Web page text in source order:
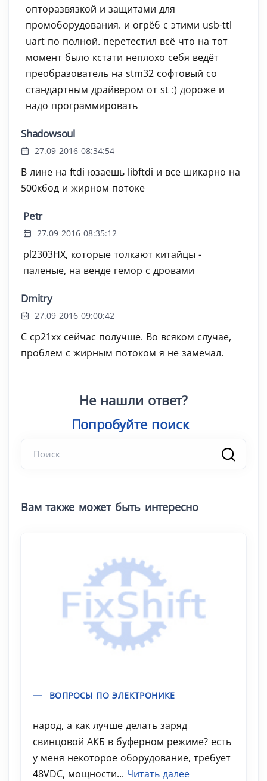
опторазвязкой и защитами для
промоборудования. и огрёб с этими usb-ttl
uart по полной. перетестил всё что на тот
момент было кстати неплохо себя ведёт
преобразователь на stm32 софтовый со
стандартным драйвером от st :) дороже и
надо программировать
Shadowsoul
27.09 2016 08:34:54
В лине на ftdi юзаешь libftdi и все шикарно на
500кбод и жирном потоке
Petr
27.09 2016 08:35:12
pl2303HX, которые толкают китайцы -
паленые, на венде гемор с дровами
Dmitry
27.09 2016 09:00:42
С cp21xx сейчас получше. Во всяком случае,
проблем с жирным потоком я не замечал.
Не нашли ответ?
Попробуйте поиск|
Вам также может быть интересно
ВОПРОСЫ ПО ЭЛЕКТРОНИКЕ
народ, а как лучше делать заряд
свинцовой АКБ в буферном режиме? есть
у меня некоторое оборудование, требует
48VDC, мощности... Читать далее